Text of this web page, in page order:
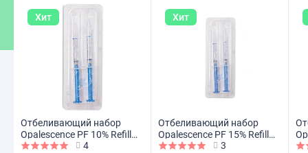
Хит
Отбеливающий набор
Opalescence PF 10% Refill
Kit Reg (2 шприца)
4
Хит
Отбеливающий набор
Opalescence PF 15% Refill
Kit Reg (2 шприца)
3